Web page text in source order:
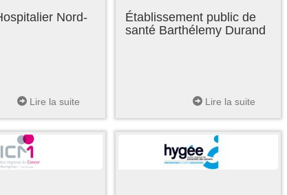
Nord-
Lire la suite
Établissement public de
santé Barthélemy Durand
Lire la suite